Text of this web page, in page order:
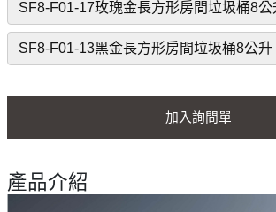
SF8-F01-17玫瑰金長方形房間垃圾桶8公
SF8-F01-13黑金長方形房間垃圾桶8公升
加入詢問單
產品介紹